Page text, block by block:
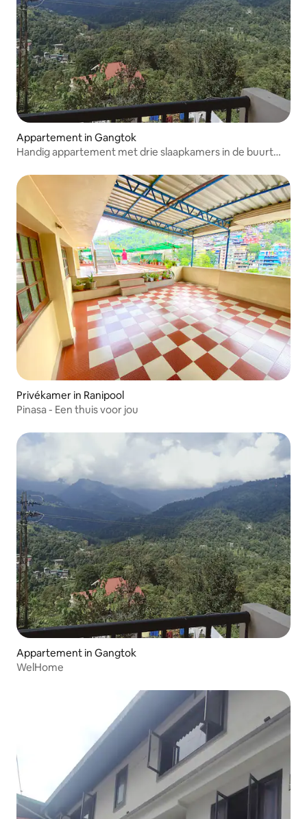
Appartement in Gangtok
Handig appartement met drie slaapkamers in de buurt
Privékamer in Ranipool
Pinasa - Een thuis voor jou
Appartement in Gangtok
WelHome